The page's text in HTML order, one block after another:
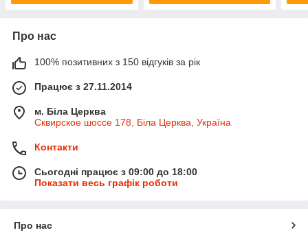
Про нас
100% позитивних з 150 відгуків за рік
Працює з 27.11.2014
м. Біла Церква
Сквирское шоссе 178, Біла Церква, Україна
Контакти
Сьогодні працює з 09:00 до 18:00
Показати весь графік роботи
Про нас